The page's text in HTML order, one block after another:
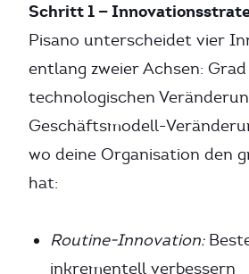
Schritt 1 —
Pisano unterscheidet vier
entlang zweier Achsen:
technologischen
Geschäftsmodell-
wo deine Organisation den
hat:
Routine-Innovation:
inkrementell verbessern